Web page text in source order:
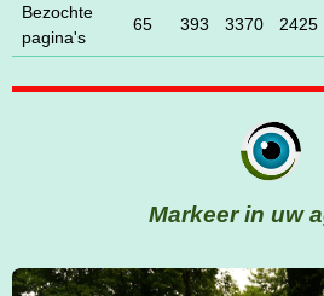
Bezochte
pagina's
65 393 3370 2425
Markeer in uw